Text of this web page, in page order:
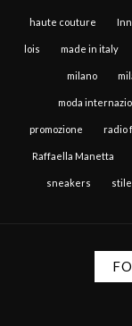
haute couture
lois made in italy
milano
moda
promozione radio
Raffaella Manetta
sneakers stile